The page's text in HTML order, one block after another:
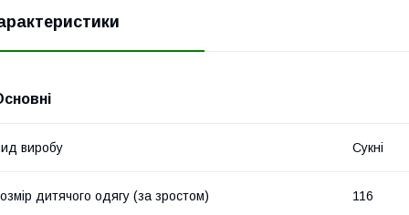
виробу Сукні
дитячого одягу (за зростом) 116